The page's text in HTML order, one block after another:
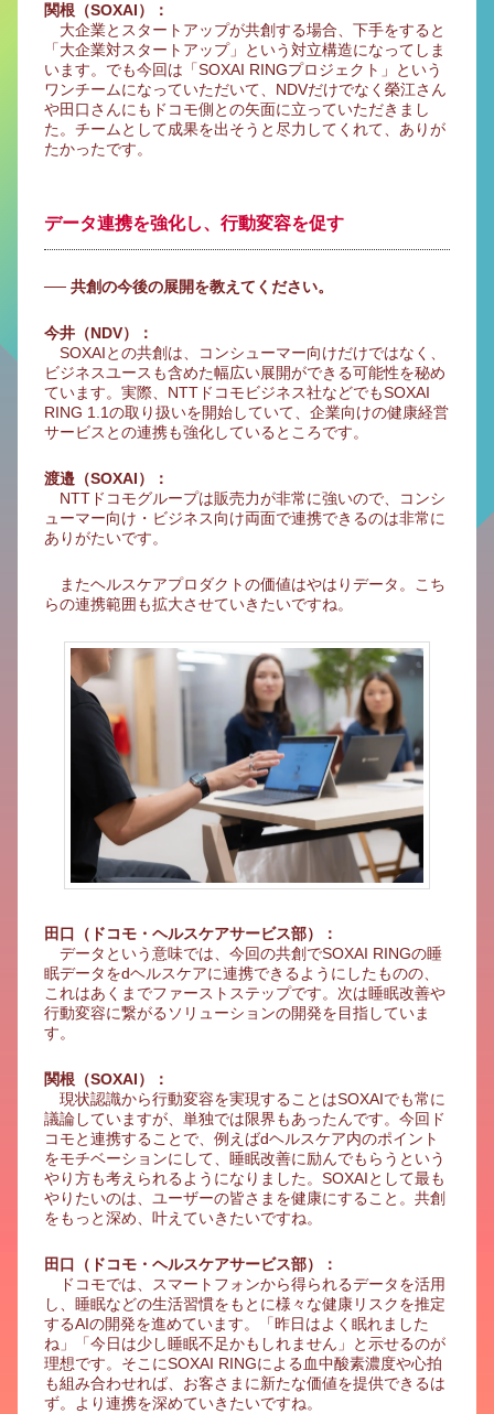
関根（SOXAI）：
大企業とスタートアップが共創する場合、下手をすると
「大企業対スタートアップ」という対立構造になってしま
います。でも今回は「SOXAI RINGプロジェクト」という
ワンチームになっていただいて、NDVだけでなく榮江さん
や田口さんにもドコモ側との矢面に立っていただきまし
た。チームとして成果を出そうと尽力してくれて、ありが
たかったです。
データ連携を強化し、行動変容を促す
── 共創の今後の展開を教えてください。
今井（NDV）：
SOXAIとの共創は、コンシューマー向けだけではなく、
ビジネスユースも含めた幅広い展開ができる可能性を秘め
ています。実際、NTTドコモビジネス社などでもSOXAI
RING 1.1の取り扱いを開始していて、企業向けの健康経営
サービスとの連携も強化しているところです。
渡邉（SOXAI）：
NTTドコモグループは販売力が非常に強いので、コンシ
ューマー向け・ビジネス向け両面で連携できるのは非常に
ありがたいです。
またヘルスケアプロダクトの価値はやはりデータ。こち
らの連携範囲も拡大させていきたいですね。
田口（ドコモ・ヘルスケアサービス部）：
データという意味では、今回の共創でSOXAI RINGの睡
眠データをdヘルスケアに連携できるようにしたものの、
これはあくまでファーストステップです。次は睡眠改善や
行動変容に繋がるソリューションの開発を目指していま
す。
関根（SOXAI）：
現状認識から行動変容を実現することはSOXAIでも常に
議論していますが、単独では限界もあったんです。今回ド
コモと連携することで、例えばdヘルスケア内のポイント
をモチベーションにして、睡眠改善に励んでもらうという
やり方も考えられるようになりました。SOXAIとして最も
やりたいのは、ユーザーの皆さまを健康にすること。共創
をもっと深め、叶えていきたいですね。
田口（ドコモ・ヘルスケアサービス部）：
ドコモでは、スマートフォンから得られるデータを活用
し、睡眠などの生活習慣をもとに様々な健康リスクを推定
するAIの開発を進めています。「昨日はよく眠れました
ね」「今日は少し睡眠不足かもしれません」と示せるのが
理想です。そこにSOXAI RINGによる血中酸素濃度や心拍
も組み合わせれば、お客さまに新たな価値を提供できるは
ず。より連携を深めていきたいですね。